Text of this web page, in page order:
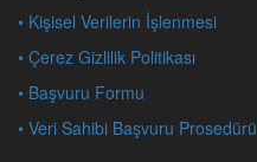
• Kişisel Verilerin İşlenmesi
• Çerez Gizlilik Politikası
• Başvuru Formu
• Veri Sahibi Başvuru Prosedürü